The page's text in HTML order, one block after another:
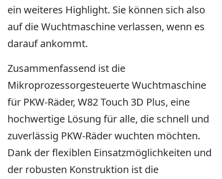
ein weiteres Highlight. Sie können sich also
auf die Wuchtmaschine verlassen, wenn es
darauf ankommt.
Zusammenfassend ist die
Mikroprozessorgesteuerte Wuchtmaschine
für PKW-Räder, W82 Touch 3D Plus, eine
hochwertige Lösung für alle, die schnell und
zuverlässig PKW-Räder wuchten möchten.
Dank der flexiblen Einsatzmöglichkeiten und
der robusten Konstruktion ist die